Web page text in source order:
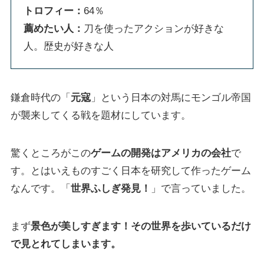
トロフィー：64％
薦めたい人： 刀を使ったアクションが好きな
人。歴史が好きな人
鎌倉時代の「 元寇」という日本の対馬にモンゴル帝国
が襲来してくる戦を題材にしています。
驚くところがこのゲームの開発はアメリカの会社で
す。とはいえものすごく日本を研究して作ったゲーム
なんです。「 世界ふしぎ発見！ 」で言っていました。
まず景色が美しすぎます！その世界を歩いているだけ
で見とれてしまいます。